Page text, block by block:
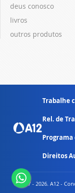
deus conosco
livros
outros produtos
Trabalhe
Rel. de
Direitos
© 2007 - 2026. A12 -